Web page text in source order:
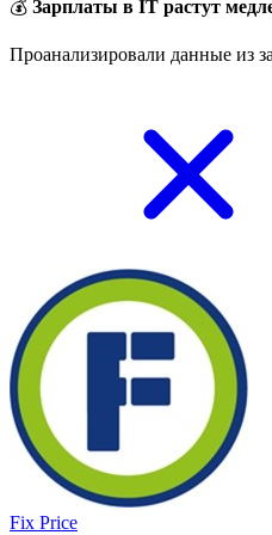
💰 Зарплаты в IT растут
Проанализировали данные из
Fix Price